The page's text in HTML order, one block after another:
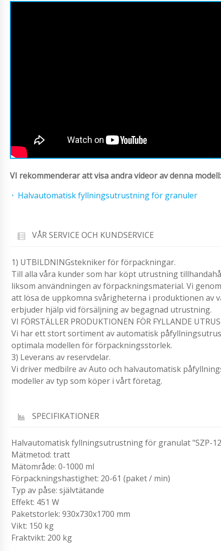
VI rekommenderar att visa andra videor av denna modell:
Halvautomatisk fyllningsutrustning för granuler
VÅR SERVICE OCH KUNDSERVICE
1) UTBILDNINGstekniker för förpackningar.
Till alla våra kunder som har köpt utrustning
liksom användningen av förpackningsmaterial. Vi
att lösa de uppkomna svårigheterna i produktionen av
erbjuder hjälp vid försäljning av begagnad utrustning.
VI FÖRSTÄLLER PRODUKTIONEN FÖR FYLLANDE
Vi har ett stort sortiment av automatisk
optimala modellen för förpackningsstorlek.
3) Leverans av reservdelar.
Vi driver medbilre av Auto och halvautomatisk
modeller av typ som köper i vårt företag.
SPECIFIKATIONER
Halvautomatisk fyllningsutrustning för granulat "SZP-
Mätmetod: tratt
Mätområde: 0-1000 ml
Förpackningshastighet: 20-61 (paket / min)
Typ av påse: självtätande
Effekt: 451 W
Paketstorlek: 930x730x1700 mm
Vikt: 150 kg
Fraktvikt: 200 kg